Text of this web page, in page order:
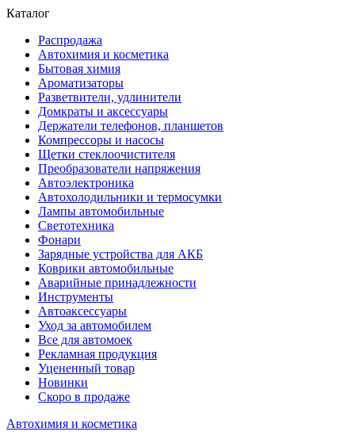
Каталог
Распродажа
Автохимия и косметика
Бытовая химия
Ароматизаторы
Разветвители, удлинители
Домкраты и аксессуары
Держатели телефонов, планшетов
Компрессоры и насосы
Щетки стеклоочистителя
Преобразователи напряжения
Автоэлектроника
Автохолодильники и термосумки
Лампы автомобильные
Светотехника
Фонари
Зарядные устройства для АКБ
Коврики автомобильные
Аварийные принадлежности
Инструменты
Автоаксессуары
Уход за автомобилем
Все для автомоек
Рекламная продукция
Уцененный товар
Новинки
Скоро в продаже
Автохимия и косметика